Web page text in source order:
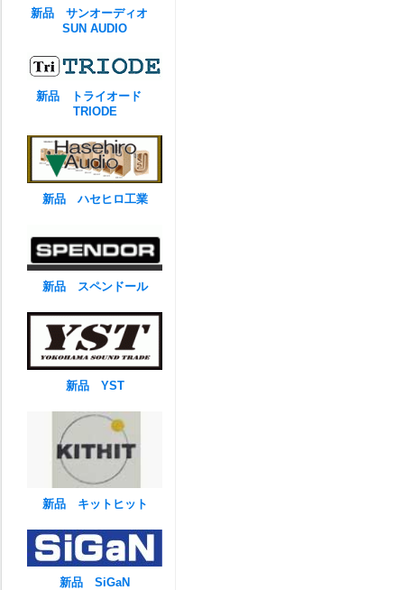
新品 サンオーディオ
SUN AUDIO
新品 トライオード
TRIODE
新品 ハセヒロ工業
新品 スペンドール
新品 YST
新品 キットヒット
新品 SiGaN